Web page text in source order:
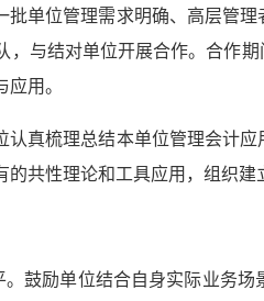
单位管理需求明确、高层管
与结对单位开展合作。合作
用。
真梳理总结本单位管理会计
共性理论和工具应用，组织建
鼓励单位结合自身实际业务